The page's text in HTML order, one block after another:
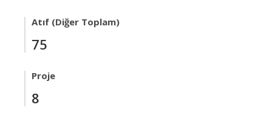
Atıf (Diğer Toplam)
75
Proje
8